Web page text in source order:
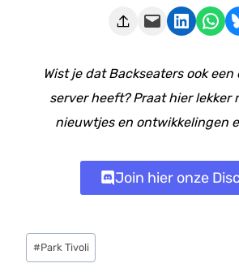
Deze pagina e-mailen Delen op LinkedIn Delen via WhatsApp Share on Bluesky
Wist je dat Backseaters ook
server heeft? Praat hier lekker
nieuwtjes en ontwikkelingen
Join hier onze
Bericht
tags:
#Park Tivoli